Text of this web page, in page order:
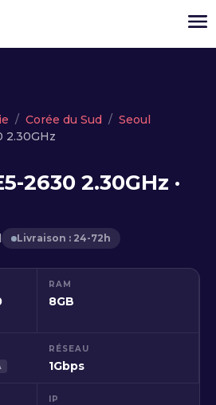
Cloud serveur
Serveurs dédiés
API
Actualité
Corée du Sud
Seoul
2.30GHz
2630 2.30GHz ·
Livraison : 24-72h
RAM
8GB
RÉSEAU
1Gbps
IP